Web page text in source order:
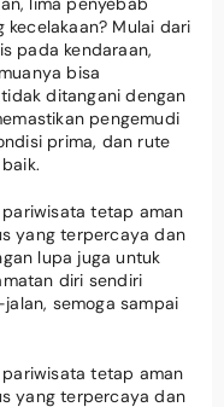
Mulai dari
pada kendaraan,
bisa
ditangani dengan
pengemudi
prima, dan rute
tetap aman
yang terpercaya dan
lupa juga untuk
diri sendiri
semoga sampai
tetap aman
yang terpercaya dan